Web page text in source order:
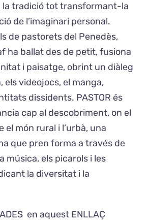
la tradició tot transformant-la
de l’imaginari personal.
de pastorets del Penedès,
ha ballat des de petit, fusiona
i paisatge, obrint un diàleg
els videojocs, el manga,
dissidents. PASTOR és
cap al descobriment, on el
el món rural i l’urbà, una
que pren forma a través de
música, els picarols i les
la diversitat i la
en aquest ENLLAÇ